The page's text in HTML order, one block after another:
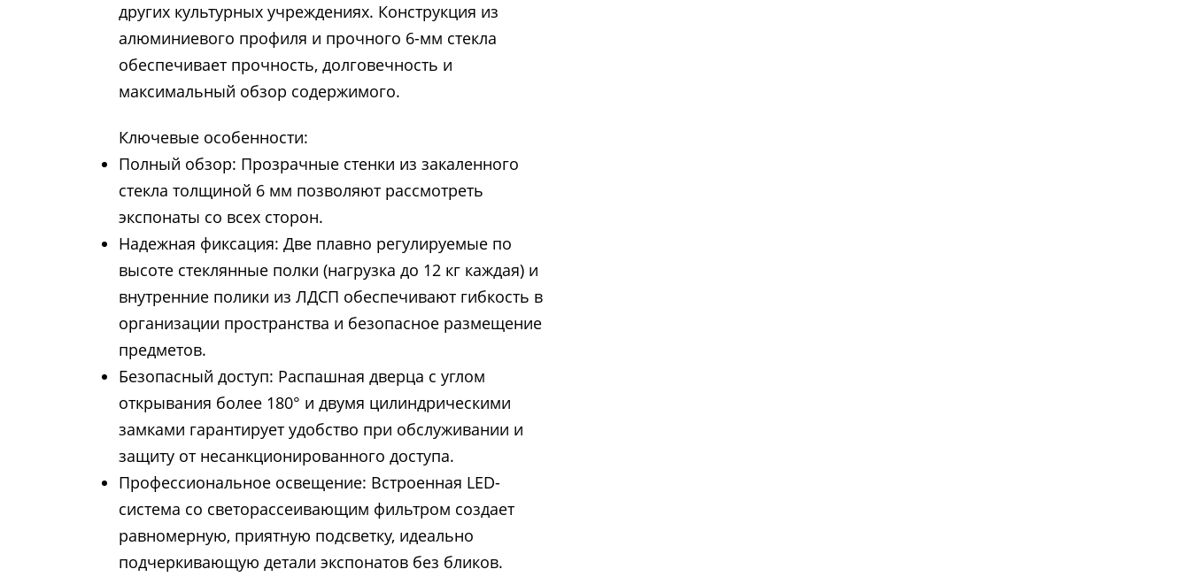
других культурных учреждениях. Конструкция из
алюминиевого профиля и прочного 6-мм стекла
обеспечивает прочность, долговечность и
максимальный обзор содержимого.
Ключевые особенности:
Полный обзор: Прозрачные стенки из закаленного
стекла толщиной 6 мм позволяют рассмотреть
экспонаты со всех сторон.
Надежная фиксация: Две плавно регулируемые по
высоте стеклянные полки (нагрузка до 12 кг каждая) и
внутренние полики из ЛДСП обеспечивают гибкость в
организации пространства и безопасное размещение
предметов.
Безопасный доступ: Распашная дверца с углом
открывания более 180° и двумя цилиндрическими
замками гарантирует удобство при обслуживании и
защиту от несанкционированного доступа.
Профессиональное освещение: Встроенная LED-
система со светорассеивающим фильтром создает
равномерную, приятную подсветку, идеально
подчеркивающую детали экспонатов без бликов.